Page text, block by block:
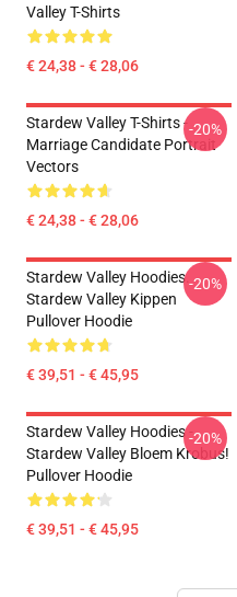
Valley T-Shirts
€ 24,38 - € 28,06
Stardew Valley T-Shirts -
Marriage Candidate Portrait
Vectors
€ 24,38 - € 28,06
-20%
Stardew Valley Hoodies.
Stardew Valley Kippen
Pullover Hoodie
€ 39,51 - € 45,95
-20%
Stardew Valley Hoodies -
Stardew Valley Bloem Krobus!
Pullover Hoodie
€ 39,51 - € 45,95
-20%